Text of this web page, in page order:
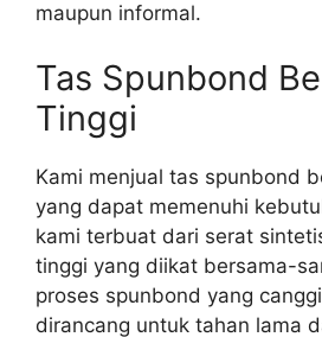
maupun informal.
Tas Spunbond
Tinggi
Kami menjual tas spunbond
yang dapat memenuhi
kami terbuat dari serat
tinggi yang diikat bersama-
proses spunbond yang
dirancang untuk tahan lama